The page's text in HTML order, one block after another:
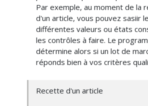
Par exemple, au moment de la
d'un article, vous pouvez sasiir
différentes valeurs ou états
les contrôles à faire. Le
détermine alors si un lot de
réponds bien à vos critères
Recette d'un article